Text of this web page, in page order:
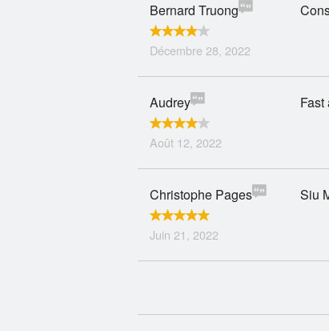
Bernard Truong
Décembre 28, 2022
Audrey
Août 12, 2022
Fast
Christophe Pages
Juin 21, 2022
Siu